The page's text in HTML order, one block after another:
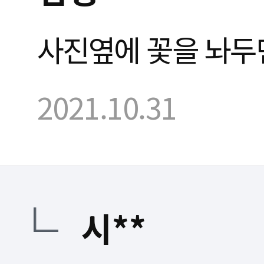
사진옆에 꽃을 놔
2021.10.31
시**